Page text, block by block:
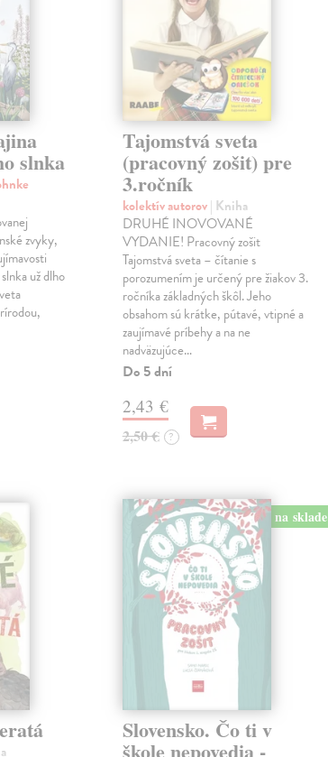
slnka
zvyky,
už dlho
Tajomstvá sveta
(pracovný zošit) pre
3.ročník
kolektív autorov| Kniha
DRUHÉ INOVOVANÉ
VYDANIE! Pracovný zošit
Tajomstvá sveta – čítanie s
porozumením je určený pre žiakov 3.
ročníka základných škôl. Jeho
obsahom sú krátke, pútavé, vtipné a
zaujímavé príbehy a na ne
nadväzujúce…
Do 5 dní
2,43 €
2,50 € ?
na sklade
Slovensko. Čo ti v